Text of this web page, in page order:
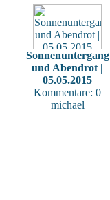
Sonnenuntergang
und Abendrot |
05.05.2015
Kommentare: 0
michael